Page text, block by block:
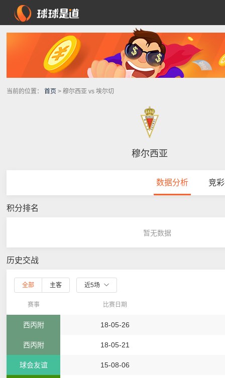
当前的位置： 首页 > 穆尔西亚 vs 埃尔切
穆尔西亚
数据分析 竞
积分排名
暂无数据
历史交战
全部 主客 近5场
赛事 比赛日期
西丙附 18-05-26
西丙附 18-05-21
球会友谊 15-08-06